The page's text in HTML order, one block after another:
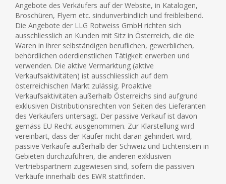
Angebote des Verkäufers auf der Website, in Katalogen,
Broschüren, Flyern etc. sindunverbindlich und freibleibend.
Die Angebote der LLG Rotweiss GmbH richten sich
ausschliesslich an Kunden mit Sitz in Österreich, die die
Waren in ihrer selbständigen beruflichen, gewerblichen,
behördlichen oderdienstlichen Tätigkeit erwerben und
verwenden. Die aktive Vermarktung (aktive
Verkaufsaktivitäten) ist ausschliesslich auf dem
österreichischen Markt zulässig. Proaktive
Verkaufsaktivitäten außerhalb Österreichs sind aufgrund
exklusiven Distributionsrechten von Seiten des Lieferanten
des Verkäufers untersagt. Der passive Verkauf ist davon
gemäss EU Recht ausgenommen. Zur Klarstellung wird
vereinbart, dass der Käufer nicht daran gehindert wird,
passive Verkäufe außerhalb der Schweiz und Lichtenstein in
Gebieten durchzuführen, die anderen exklusiven
Vertriebspartnern zugewiesen sind, sofern die passiven
Verkäufe innerhalb des EWR stattfinden.